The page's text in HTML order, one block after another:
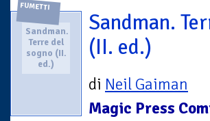
FUMETTI
Sandman.
Terre del
sogno (II.
ed.)
Sandman.
(II. ed.)
di Neil Gaiman
Magic Press